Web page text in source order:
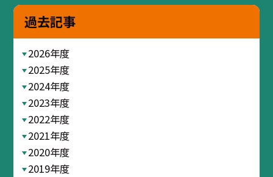
過去記事
2026年度
2025年度
2024年度
2023年度
2022年度
2021年度
2020年度
2019年度